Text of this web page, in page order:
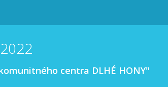
centra DLHÉ HONY"